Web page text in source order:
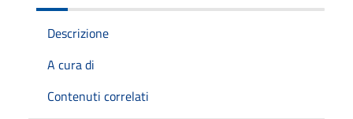
Descrizione
A cura di
Contenuti correlati